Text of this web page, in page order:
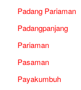
Padang Pariaman
Padangpanjang
Pariaman
Pasaman
Payakumbuh